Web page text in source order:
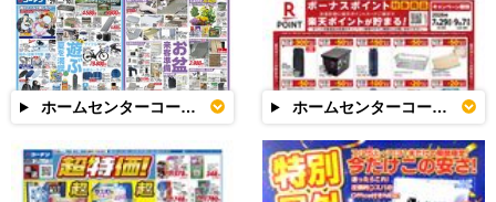
ホームセンターコーナン ホームセンターコーナン